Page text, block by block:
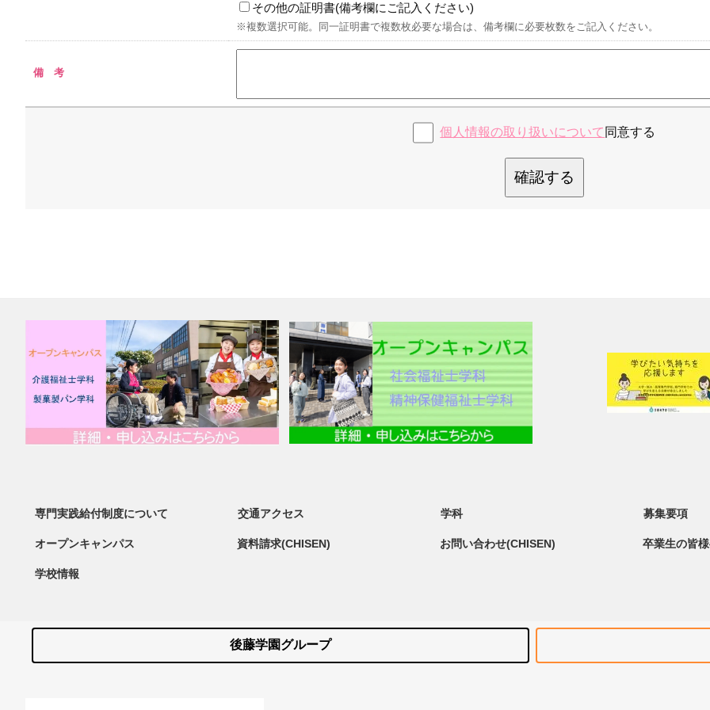
その他の証明書(備考欄にご記入ください)
※複数選択可能。同一証明書で複数枚必要な場合は、備考欄に必要枚数をご記入ください。
備 考
個人情報の取り扱いについて 同意する
確認する
専門実践給付制度について 交通アクセス 学科 募集要項
オープンキャンパス 資料請求(CHISEN) お問い合わせ(CHISEN) 卒業生の皆
学校情報
後藤学園グループ